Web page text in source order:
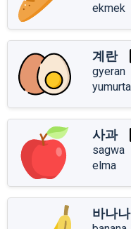
ekmek
계란
gyeran
yumurta
사과
sagwa
elma
바나나